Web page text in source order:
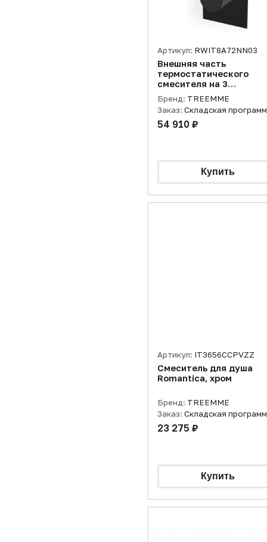
Артикул: RWIT8A72NN03
Внешняя часть
термостатического
смесителя на 3
потребителя, черный
матовый
Бренд: TREEMME
Заказ: Складская
54 910 ₽
Артикул: IT3656CCPVZZ
Смеситель для душа
Romantica, хром
Бренд: TREEMME
Заказ: Складская
23 275 ₽